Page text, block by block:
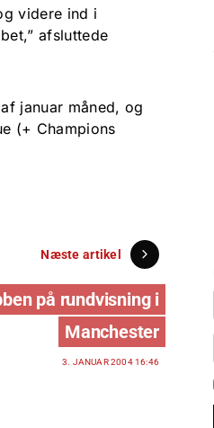
videre ind i
afsluttede
januar måned, og
(+ Champions
Næste artikel
på rundvisning i
Manchester
3. JANUAR 2004 16:46